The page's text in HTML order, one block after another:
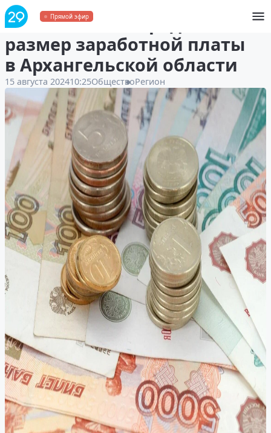
Прямой эфир
Стал известен средний
размер заработной платы
в Архангельской области
15 августа 202410:25ОбществоРегион